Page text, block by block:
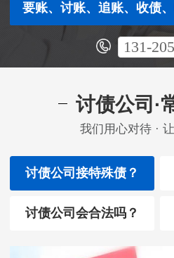
要账、讨账、追账、收债
131-
讨债公司·
我们用心对待 ·
讨债公司接特殊债？
讨债公司会合法吗？